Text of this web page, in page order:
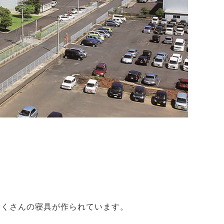
さんの寝具が作られています。